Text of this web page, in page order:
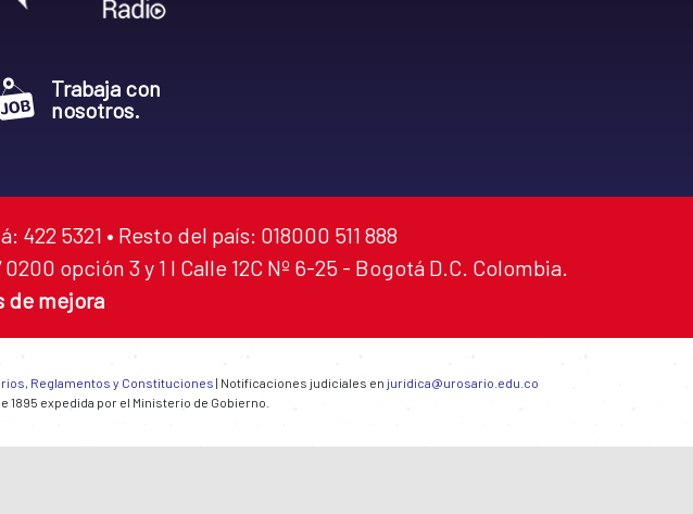
Trabaja con
nosotros.
5321 • Resto del país: 018000 511 888
opción 3 y 1 I Calle 12C Nº 6-25 - Bogotá D.C. Colombia.
de mejora
Reglamentos y Constituciones | Notificaciones judiciales en juridica@urosario.edu.co
expedida por el Ministerio de Gobierno.